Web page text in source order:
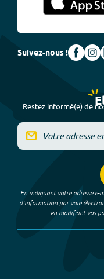
Suivez-nous !
Restez informé(e) de
En indiquant votre adresse e-
d’information par voie
en modifiant vos